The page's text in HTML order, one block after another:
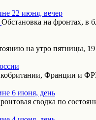
22 июня, вечер
Обстановка на фронтах, в
на утро пятницы,
Франции и
6 июня, день
сводка по